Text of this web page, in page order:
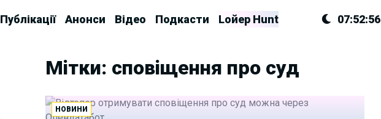
Публікації Анонси Відео Подкасти Lойер Hunt 07:52:56
Мітки: сповіщення про суд
НОВИНИ